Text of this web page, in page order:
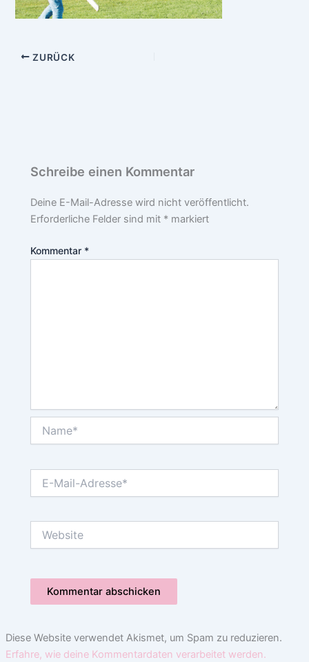
ZURÜCK
Schreibe einen Kommentar
Deine E-Mail-Adresse wird nicht veröffentlicht.
Erforderliche Felder sind mit * markiert
Kommentar *
Mail-
Diese Website verwendet Akismet, um Spam zu reduzieren.
Erfahre, wie deine Kommentardaten verarbeitet werden.